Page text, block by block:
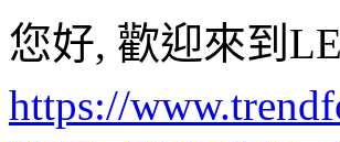
您好, 歡迎來到
https://